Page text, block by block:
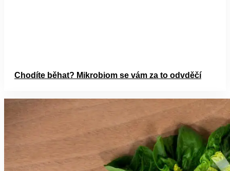
Chodíte běhat? Mikrobiom se vám za to odvděčí